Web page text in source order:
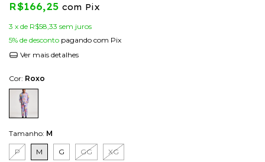
R$166,25 com Pix
3 x de R$58,33 sem juros
5% de desconto pagando com Pix
Ver mais detalhes
Cor: Roxo
Tamanho: M
P M G GG XG